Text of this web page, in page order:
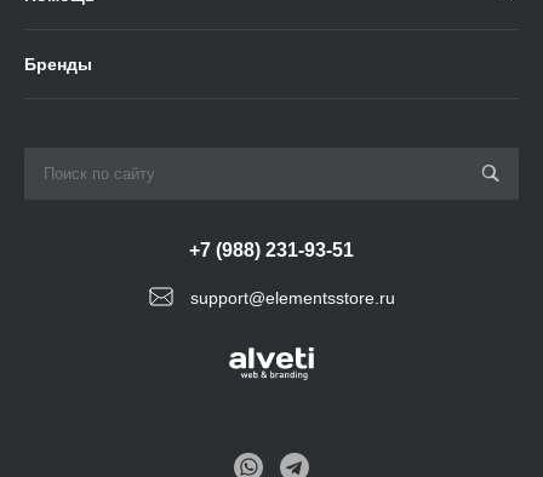
Бренды
support@elementsstore.ru
+7 (988) 231-93-51